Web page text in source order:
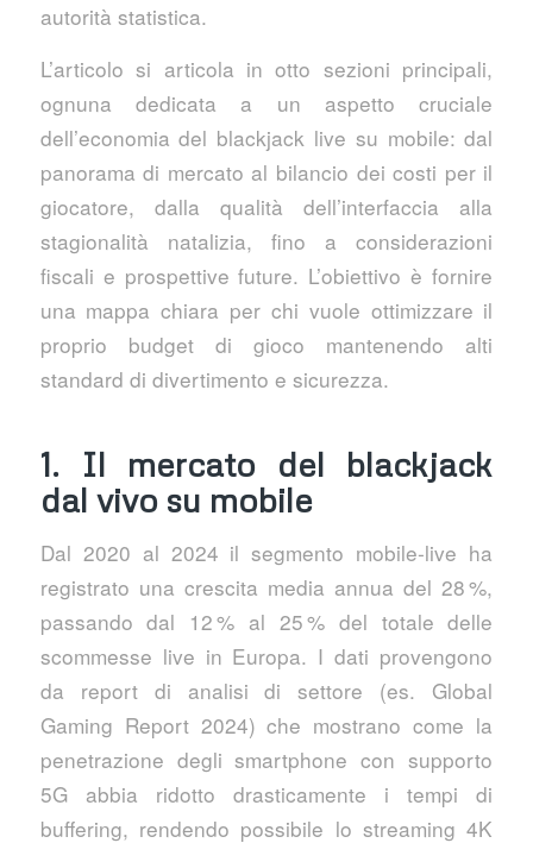
autorità statistica.
L’articolo si articola in otto sezioni principali,
ognuna dedicata a un aspetto cruciale
dell’economia del blackjack live su mobile: dal
panorama di mercato al bilancio dei costi per il
giocatore, dalla qualità dell’interfaccia alla
stagionalità natalizia, fino a considerazioni
fiscali e prospettive future. L’obiettivo è fornire
una mappa chiara per chi vuole ottimizzare il
proprio budget di gioco mantenendo alti
standard di divertimento e sicurezza.
1. Il mercato del blackjack
dal vivo su mobile
Dal 2020 al 2024 il segmento mobile‑live ha
registrato una crescita media annua del 28 %,
passando dal 12 % al 25 % del totale delle
scommesse live in Europa. I dati provengono
da report di analisi di settore (es. Global
Gaming Report 2024) che mostrano come la
penetrazione degli smartphone con supporto
5G abbia ridotto drasticamente i tempi di
buffering, rendendo possibile lo streaming 4K